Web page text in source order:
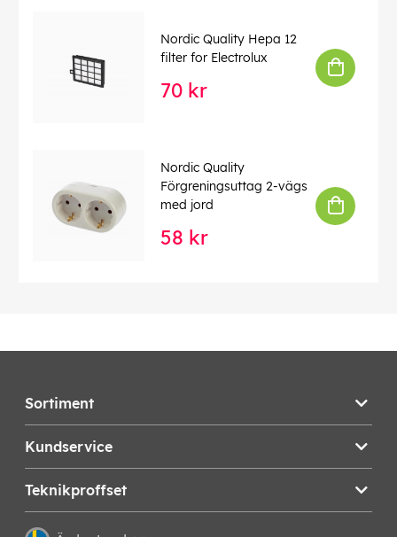
Nordic Quality Hepa 12
filter for Electrolux
70 kr
Nordic Quality
Förgreningsuttag 2-vägs
med jord
58 kr
Sortiment
Kundservice
Teknikproffset